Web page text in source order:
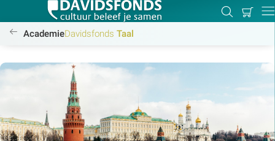
Zoeken
Mijn
//www.davidsfonds.be/alle-cursussen
AcademieDavidsfonds Taal
Zoeken